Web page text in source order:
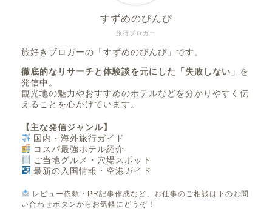
旅行ブロガー
すずめのぴんぴ
旅好きブロガーの「すずめのぴんぴ」です。
徹底的なリサーチと体験談を元にした「失敗しない」 を
発信中。
観光地の魅力やおすすめのホテルなどを分かりやすく伝
えることを心がけています。
【主な発信ジャンル】
国内・海外旅行ガイド
コスパ最強ホテル紹介
ご当地グルメ・穴場スポット
最新の入国情報・空港ガイド
レビュー依頼・PR記事作成など、お仕事のご相談は下のお問
い合わせボタンからお気軽にどうぞ！